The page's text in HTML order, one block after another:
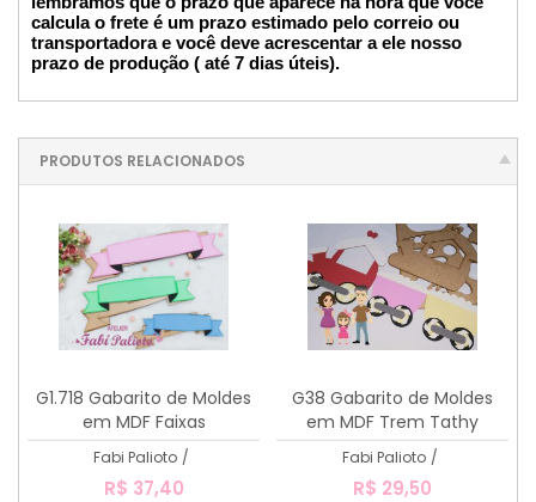
calcula o frete é um prazo estimado pelo correio ou
transportadora e você deve acrescentar a ele nosso
prazo de produção ( até 7 dias úteis).
PRODUTOS RELACIONADOS
G1.718 Gabarito de Moldes
em MDF Faixas
Fabi Palioto /
R$ 37,40
G38 Gabarito de Moldes
em MDF Trem Tathy
Criarte
Fabi Palioto /
R$ 29,50